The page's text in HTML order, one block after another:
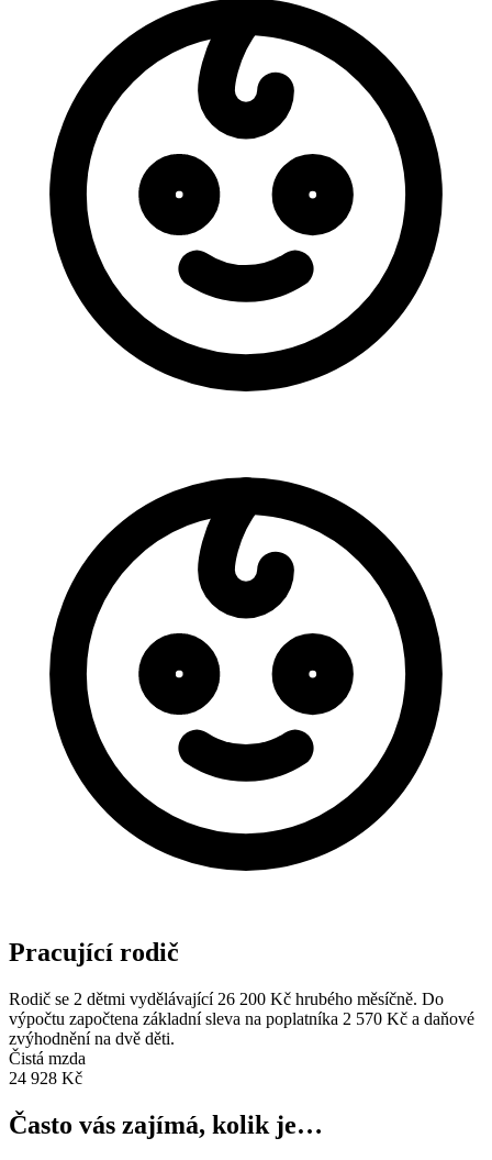
Pracující rodič
Rodič se 2 dětmi vydělávající 26 200 Kč hrubého měsíčně. Do
výpočtu započtena základní sleva na poplatníka 2 570 Kč a daňové
zvýhodnění na dvě děti.
Čistá mzda
24 928 Kč
Často vás zajímá, kolik je…